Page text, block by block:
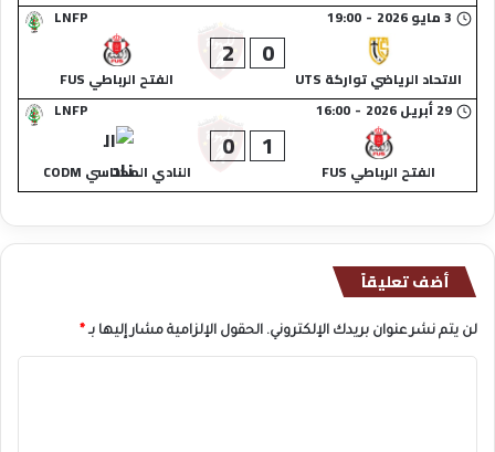
LNFP
3 مايو 2026 -
19:00
الاتحاد الرياضي تواركة UTS
0
2
الفتح الرباطي FUS
LNFP
29 أبريل 2026 -
16:00
الفتح الرباطي FUS
1
0
النادي المكناسي CODM
أضف تعليقاً
لن يتم نشر عنوان بريدك الإلكتروني. الحقول الإلزامية مشار إليها بـ *